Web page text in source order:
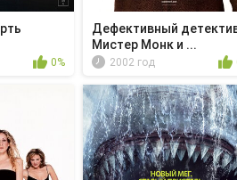
0%
Дефективный
Мистер Монк и ...
2002 год